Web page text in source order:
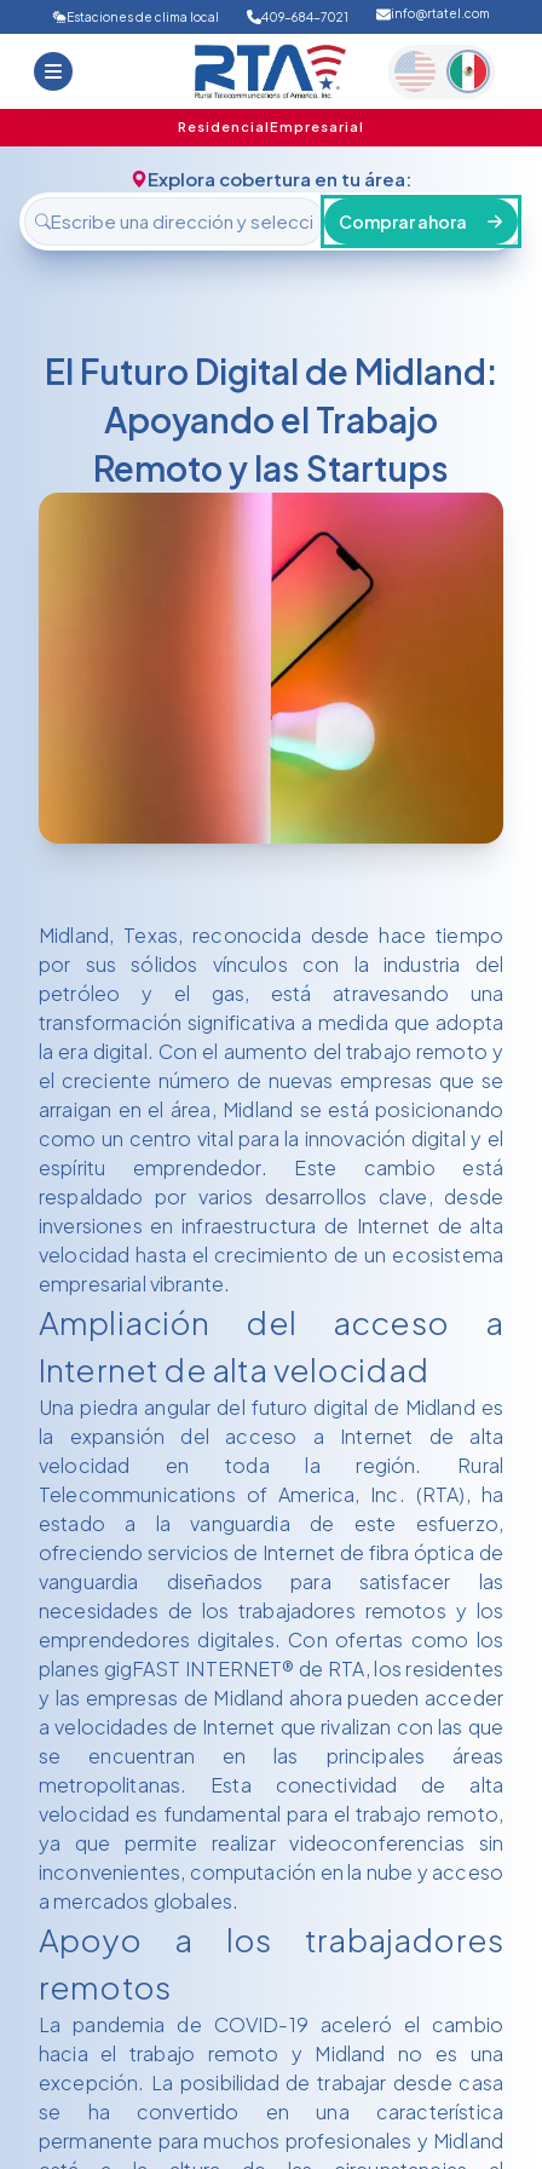
Inicio
Ofertas
Soporte
FAQ
Iniciar sesión
Estaciones de clima local 409-684-7021 info@rtatel.com
ResidencialEmpresarial
Explora cobertura en tu área:
Comprar ahora
El Futuro Digital de Midland:
Apoyando el Trabajo
Remoto y las Startups
Midland, Texas, reconocida desde hace tiempo
por sus sólidos vínculos con la industria del
petróleo y el gas, está atravesando una
transformación significativa a medida que adopta
la era digital. Con el aumento del trabajo remoto y
el creciente número de nuevas empresas que se
arraigan en el área, Midland se está posicionando
como un centro vital para la innovación digital y el
espíritu emprendedor. Este cambio está
respaldado por varios desarrollos clave, desde
inversiones en infraestructura de Internet de alta
velocidad hasta el crecimiento de un ecosistema
empresarial vibrante.
Ampliación del acceso a
Internet de alta velocidad
Una piedra angular del futuro digital de Midland es
la expansión del acceso a Internet de alta
velocidad en toda la región. Rural
Telecommunications of America, Inc. (RTA), ha
estado a la vanguardia de este esfuerzo,
ofreciendo servicios de Internet de fibra óptica de
vanguardia diseñados para satisfacer las
necesidades de los trabajadores remotos y los
emprendedores digitales. Con ofertas como los
planes gigFAST INTERNET® de RTA, los residentes
y las empresas de Midland ahora pueden acceder
a velocidades de Internet que rivalizan con las que
se encuentran en las principales áreas
metropolitanas. Esta conectividad de alta
velocidad es fundamental para el trabajo remoto,
ya que permite realizar videoconferencias sin
inconvenientes, computación en la nube y acceso
a mercados globales.
Apoyo a los trabajadores
remotos
La pandemia de COVID-19 aceleró el cambio
hacia el trabajo remoto y Midland no es una
excepción. La posibilidad de trabajar desde casa
se ha convertido en una característica
permanente para muchos profesionales y Midland